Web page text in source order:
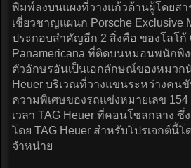
พิมพ์ลงบนแผงที่วางแก้วด้านผู้โดยส
เชี่ยวชาญแผนก Porsche Exclusive
ประกอบสำคัญอีก 2 สิ่งคือ ของโลโก้
Panamericana ที่ติดบนหมอนพนักพิ
ตัวอักษรอันเป็นเอกลักษณ์ของหมวก
Heuer บริเวณที่วางแขนระหว่างคน
ความพิเศษของรถแข่งหมายเลข
เวลา TAG Heuer ที่คอนโซลกลาง
โดย TAG Heuer สำหรับโปรเจกต์นี้โ
จำหน่าย